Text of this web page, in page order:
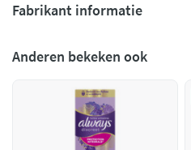
Fabrikant informatie
Anderen bekeken ook